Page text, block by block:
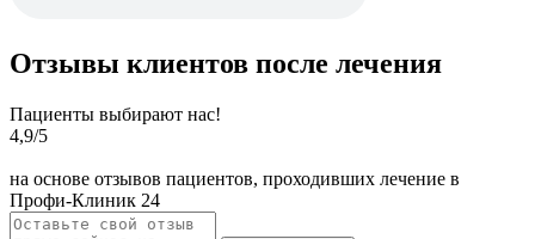
Отзывы клиентов после лечения
Пациенты выбирают нас!
4,9/5
на основе отзывов пациентов, проходивших лечение в
Профи-Клиник 24